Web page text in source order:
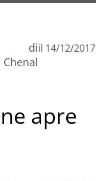
diil 14/12/2017
apre